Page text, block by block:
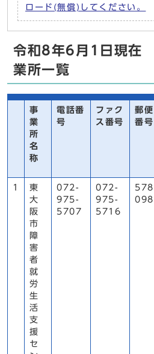
ロード(無償)してください。
令和8年6月1日現在
業所一覧
事
業
所
名
称
電話番
号
ファク
ス番号
郵便
番号
1
東
大
阪
市
障
害
者
就
労
生
活
支
援
セ
072-
975-
5707
072-
975-
5716